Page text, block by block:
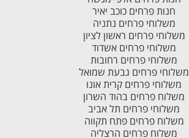
חנות פרחים כוכב יאיר
משלוחי פרחים נתניה
משלוחי פרחים ראשון לציון
משלוחי פרחים אשדוד
משלוחי פרחים רחובות
משלוחי פרחים גבעת שמואל
משלוחי פרחים קרית אונו
משלוח פרחים בהוד השרון
משלוחי פרחים תל אביב
משלוח פרחים פתח תקווה
משלוח פרחים הרצליה